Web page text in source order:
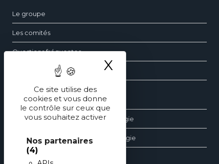
Ce site utilise des
cookies et vous donne
le contrôle sur ceux que
vous souhaitez activer
Nos partenaires
(4)
X Masquer le
Le groupe
Les comités
Questions fréquentes
Les dossiers d’ophtalmologie
Les revues générales d’ophtalmologie
Les éditions spéciales d’ophtalmologie